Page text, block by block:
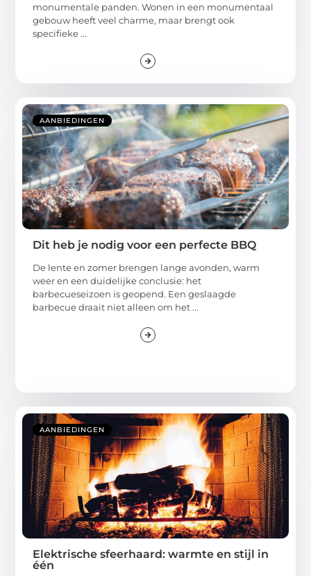
monumentale panden. Wonen in een monumentaal
gebouw heeft veel charme, maar brengt ook
specifieke ...
AANBIEDINGEN
Dit heb je nodig voor een perfecte BBQ
De lente en zomer brengen lange avonden, warm
weer en een duidelijke conclusie: het
barbecueseizoen is geopend. Een geslaagde
barbecue draait niet alleen om het ...
AANBIEDINGEN
Elektrische sfeerhaard: warmte en stijl in
één